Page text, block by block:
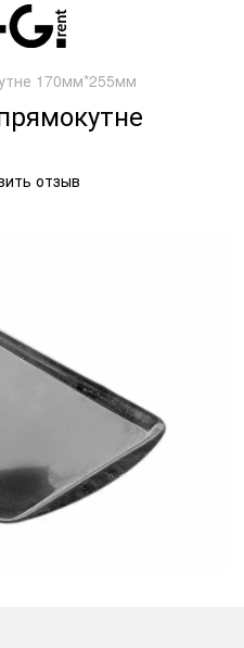
170мм*255мм
отзыв